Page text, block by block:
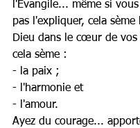
l'Évangile... même si
pas l'expliquer, cela sème
Dieu dans le cœur de
cela sème :
- la paix ;
- l'harmonie et
- l'amour.
Ayez du courage...